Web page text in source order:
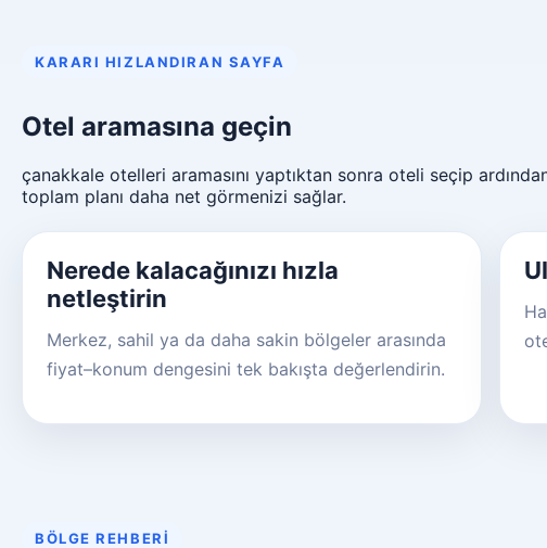
KARARI HIZLANDIRAN SAYFA
Otel aramasına geçin
çanakkale otelleri aramasını yaptıktan sonra oteli seçip
toplam planı daha net görmenizi sağlar.
Nerede kalacağınızı hızla
netleştirin
Merkez, sahil ya da daha sakin bölgeler arasında
fiyat–konum dengesini tek bakışta değerlendirin.
BÖLGE REHBERI